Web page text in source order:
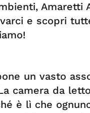
Amaretti
e scopri
un vasto
camera da
è lì che